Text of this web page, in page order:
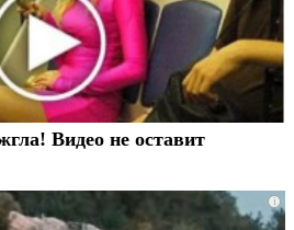
Видео не оставит
i